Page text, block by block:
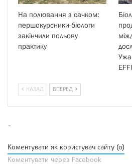
На полювання з сачком:
першокурсники-біологи
закінчили польову
практику
Ужа
НАЗАД ВПЕРЕД
-
Коментувати як користувач сайту (0)
Коментувати через Facebook